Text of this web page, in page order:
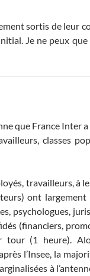
sortis de leur
Je ne peux
que France Inter
classes
travailleurs, à
ont
psychologues,
(financiers,
(1 heure).
l’Insee, la
à